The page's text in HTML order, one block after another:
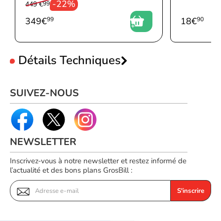
Détails Techniques
Type de produit
Style de casque portable
Utilisation recommandée
Type de casque
Couleur du produit
Graphite
Touches de
fonctionnement
Répondre/mettre fin à un appel,
Lecture/pause, Volume +,
Volume +
-22%
449 €99
349€99 18€90
SUIVEZ-NOUS
NEWSLETTER
Inscrivez-vous à notre newsletter et restez informé de
l’actualité et des bons plans GrosBill :
S'inscrire